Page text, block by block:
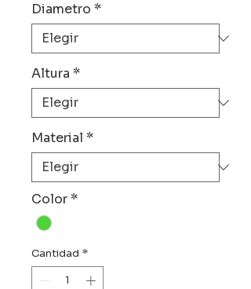
Diametro *
Altura *
Material *
Color*
Cantidad *